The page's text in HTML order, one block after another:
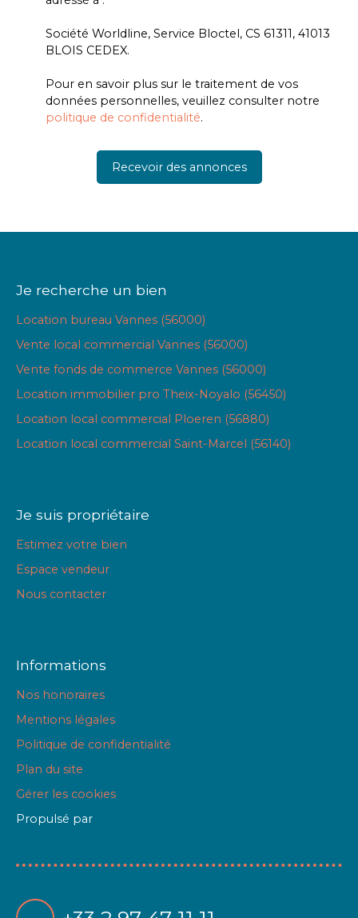
Société Worldline, Service Bloctel, CS 61311, 41013
BLOIS CEDEX.
Pour en savoir plus sur le traitement de vos
données personnelles, veuillez consulter notre
politique de confidentialité.
Recevoir des annonces
Je recherche un bien
Location bureau Vannes (56000)
Vente local commercial Vannes (56000)
Vente fonds de commerce Vannes (56000)
Location immobilier pro Theix-Noyalo (56450)
Location local commercial Ploeren (56880)
Location local commercial Saint-Marcel (56140)
Je suis propriétaire
Estimez votre bien
Espace vendeur
Nous contacter
Informations
Nos honoraires
Mentions légales
Politique de confidentialité
Plan du site
Gérer les cookies
Propulsé par